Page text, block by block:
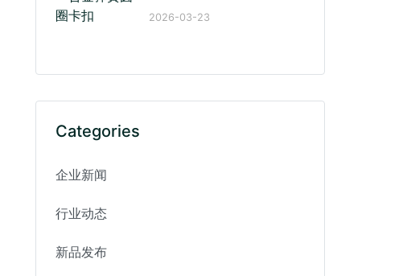
2026-03-23
Categories
企业新闻
行业动态
新品发布